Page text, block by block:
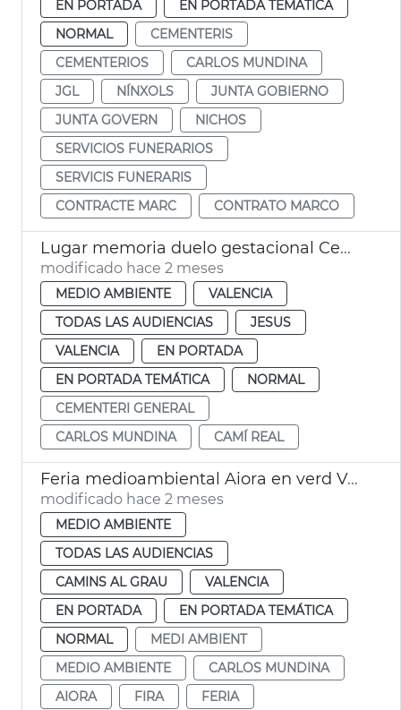
EN PORTADA
EN PORTADA TEMÁTICA
NORMAL
CEMENTERIS
CEMENTERIOS
CARLOS MUNDINA
JGL
NÍNXOLS
JUNTA GOBIERNO
JUNTA GOVERN
NICHOS
SERVICIOS FUNERARIOS
SERVICIS FUNERARIS
CONTRACTE MARC
CONTRATO MARCO
Lugar memoria duelo gestacional Cementerio General València
modificado hace 2 meses
MEDIO AMBIENTE
VALENCIA
TODAS LAS AUDIENCIAS
JESUS
VALENCIA
EN PORTADA
EN PORTADA TEMÁTICA
NORMAL
CEMENTERI GENERAL
CARLOS MUNDINA
CAMÍ REAL
Feria medioambiental Aiora en verd València
modificado hace 2 meses
MEDIO AMBIENTE
TODAS LAS AUDIENCIAS
CAMINS AL GRAU
VALENCIA
EN PORTADA
EN PORTADA TEMÁTICA
NORMAL
MEDI AMBIENT
MEDIO AMBIENTE
CARLOS MUNDINA
AIORA
FIRA FERIA